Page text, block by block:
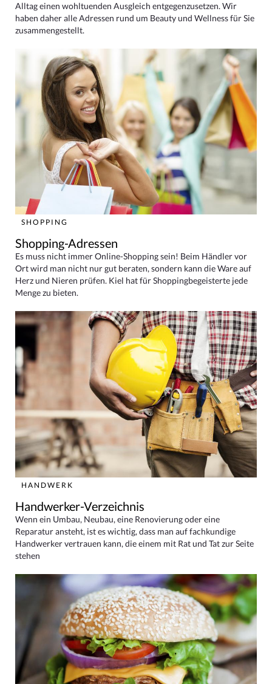
Alltag einen wohltuenden Ausgleich entgegenzusetzen. Wir
haben daher alle Adressen rund um Beauty und Wellness für Sie
zusammengestellt.
SHOPPING
Shopping-Adressen
Es muss nicht immer Online-Shopping sein! Beim Händler vor
Ort wird man nicht nur gut beraten, sondern kann die Ware auf
Herz und Nieren prüfen. Kiel hat für Shoppingbegeisterte jede
Menge zu bieten.
HANDWERK
Handwerker-Verzeichnis
Wenn ein Umbau, Neubau, eine Renovierung oder eine
Reparatur ansteht, ist es wichtig, dass man auf fachkundige
Handwerker vertrauen kann, die einem mit Rat und Tat zur Seite
stehen